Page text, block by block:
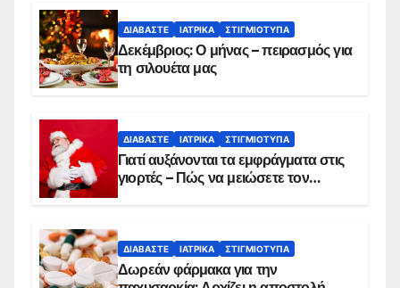
ΔΙΑΒΆΣΤΕ ΙΑΤΡΙΚΆ ΣΤΙΓΜΙΌΤΥΠΑ
Δεκέμβριος: Ο μήνας – πειρασμός για
τη σιλουέτα μας
ΔΙΑΒΆΣΤΕ ΙΑΤΡΙΚΆ ΣΤΙΓΜΙΌΤΥΠΑ
Γιατί αυξάνονται τα εμφράγματα στις
γιορτές – Πώς να μειώσετε τον
ΔΙΑΒΆΣΤΕ ΙΑΤΡΙΚΆ ΣΤΙΓΜΙΌΤΥΠΑ
Δωρεάν φάρμακα για την